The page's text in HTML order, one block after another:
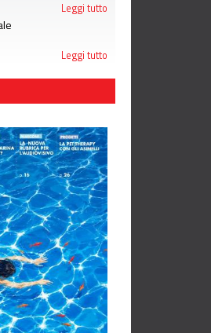
Leggi tutto
Leggi tutto